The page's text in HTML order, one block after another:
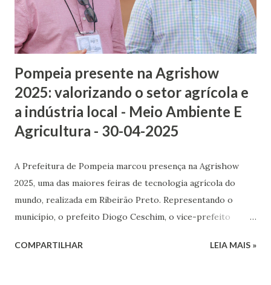
coletivo para conter o avanço das doenças transmitidas
pelo Aedes aegypti e pede a colaboração de toda a
população na eliminação de criadouros, como recipientes
com água para...
Pompeia presente na Agrishow
2025: valorizando o setor agrícola e
a indústria local - Meio Ambiente E
Agricultura - 30-04-2025
A Prefeitura de Pompeia marcou presença na Agrishow
2025, uma das maiores feiras de tecnologia agrícola do
mundo, realizada em Ribeirão Preto. Representando o
município, o prefeito Diogo Ceschim, o vice-prefeito
Administração e Governo, Claudirlei Santiago Domingues, e
COMPARTILHAR LEIA MAIS »